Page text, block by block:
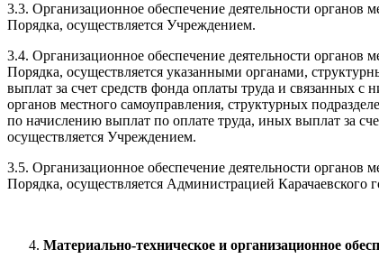
3.3. Организационное обеспечение деятельности
Порядка, осуществляется Учреждением.
3.4. Организационное обеспечение деятельности
Порядка, осуществляется указанными органами,
выплат за счет средств фонда оплаты труда и связанных
органов местного самоуправления, структурных
по начислению выплат по оплате труда, иных выплат за
осуществляется Учреждением.
3.5. Организационное обеспечение деятельности
Порядка, осуществляется Администрацией Карачаевского
Материально-техническое и организационное